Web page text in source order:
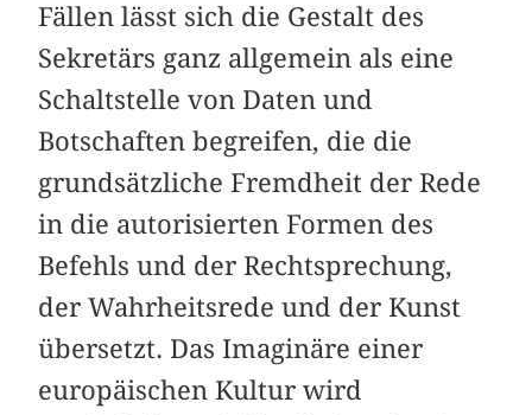
Fällen lässt sich die Gestalt des
Sekretärs ganz allgemein als eine
Schaltstelle von Daten und
Botschaften begreifen, die die
grundsätzliche Fremdheit der Rede
in die autorisierten Formen des
Befehls und der Rechtsprechung,
der Wahrheitsrede und der Kunst
übersetzt. Das Imaginäre einer
europäischen Kultur wird